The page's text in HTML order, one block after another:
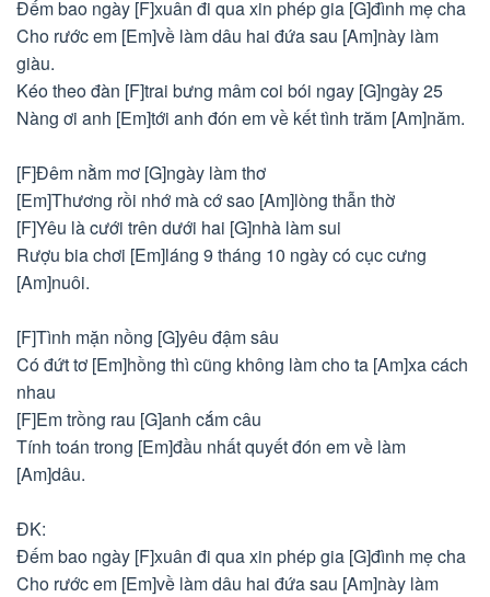
Đếm bao ngày [F]xuân đi qua xin phép gia [G]đình mẹ cha
Cho rước em [Em]về làm dâu hai đứa sau [Am]này làm
giàu.
Kéo theo đàn [F]trai bưng mâm coi bói ngay [G]ngày 25
Nàng ơi anh [Em]tới anh đón em về kết tình trăm [Am]năm.
[F]Đêm nằm mơ [G]ngày làm thơ
[Em]Thương rồi nhớ mà cớ sao [Am]lòng thẫn thờ
[F]Yêu là cưới trên dưới hai [G]nhà làm sui
Rượu bia chơi [Em]láng 9 tháng 10 ngày có cục cưng
[Am]nuôi.
[F]Tình mặn nồng [G]yêu đậm sâu
Có đứt tơ [Em]hồng thì cũng không làm cho ta [Am]xa cách
nhau
[F]Em trồng rau [G]anh cắm câu
Tính toán trong [Em]đầu nhất quyết đón em về làm
[Am]dâu.
ĐK:
Đếm bao ngày [F]xuân đi qua xin phép gia [G]đình mẹ cha
Cho rước em [Em]về làm dâu hai đứa sau [Am]này làm